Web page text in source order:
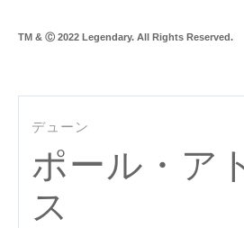
TM & Ⓒ 2022 Legendary. All Rights Reserved.
デューン
ポール・ア
ス